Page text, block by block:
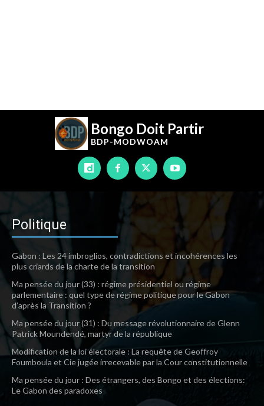
Bongo Doit Partir
BDP-MODWOAM
Politique
Gabon : Les 24 imbroglios, contradictions et incohérences les
plus criards de la charte de la transition
Ma pensée du jour (33) : régime présidentiel ou régime
parlementaire : quel type de régime politique pour le Gabon
d’après la Transition ?
Ma pensée du jour (31) : Du message révolutionnaire de Glenn
Patrick Moundendé, martyr de la république
Modification de la loi électorale : La requête de Geoffroy
Foumboula et Cie jugée irrecevable par la Cour constitutionnelle
Ma pensée du jour : Des étrangers, des Bongo et des élections:
Le Gabon des paradoxes